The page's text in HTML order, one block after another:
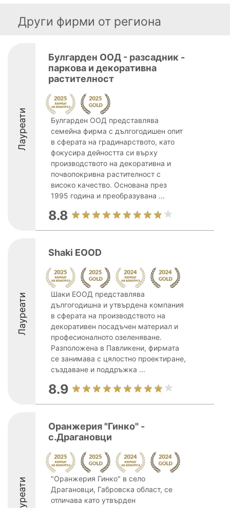
Други фирми от региона
Лауреати
Булгарден ООД - разсадник -
паркова и декоративна
растителност
Булгарден ООД представлява
семейна фирма с дългогодишен опит
в сферата на градинарството, като
фокусира дейността си върху
производството на декоративна и
почвопокривна растителност с
високо качество. Основана през
1995 година и преобразувана ...
8.8
Лауреати
Shaki EOOD
Шаки ЕООД представлява
дългогодишна и утвърдена компания
в сферата на производството на
декоративен посадъчен материал и
професионалното озеленяване.
Разположена в Павликени, фирмата
се занимава с цялостно проектиране,
създаване и поддръжка ...
8.9
Лауреати
Оранжерия "Гинко" -
с.Драгановци
"Оранжерия Гинко" в село
Драгановци, Габровска област, се
отличава като утвърден